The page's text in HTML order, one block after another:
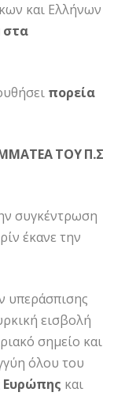
και Ελλήνων
στα
πορεία
ΤΟΥ Π.Σ
συγκέντρωση
έκανε την
υπεράσπισης
εισβολή
σημείο και
όλου του
Ευρώπης και